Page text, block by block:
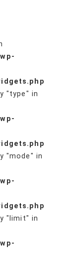
"type" in
"mode" in
"limit" in